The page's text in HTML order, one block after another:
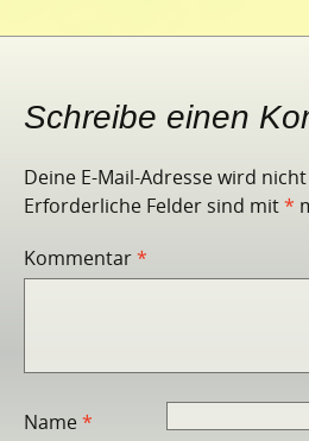
Schreibe einen
Deine E-Mail-Adresse wird
Erforderliche Felder sind mit*
Kommentar*
Name*